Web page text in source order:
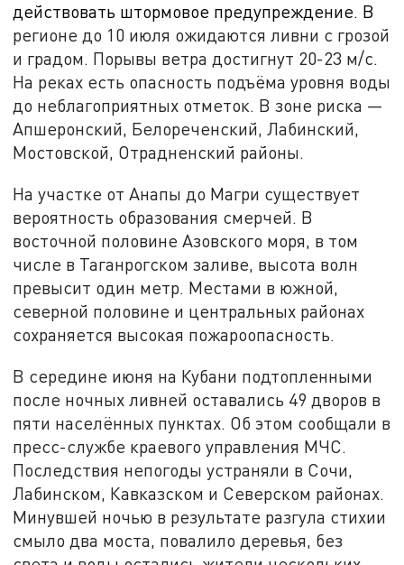
действовать штормовое предупреждение. В
регионе до 10 июля ожидаются ливни с грозой
и градом. Порывы ветра достигнут 20-23 м/с.
На реках есть опасность подъёма уровня воды
до неблагоприятных отметок. В зоне риска —
Апшеронский, Белореченский, Лабинский,
Мостовской, Отрадненский районы.
На участке от Анапы до Магри существует
вероятность образования смерчей. В
восточной половине Азовского моря, в том
числе в Таганрогском заливе, высота волн
превысит один метр. Местами в южной,
северной половине и центральных районах
сохраняется высокая пожароопасность.
В середине июня на Кубани подтопленными
после ночных ливней оставались 49 дворов в
пяти населённых пунктах. Об этом сообщали в
пресс-службе краевого управления МЧС.
Последствия непогоды устраняли в Сочи,
Лабинском, Кавказском и Северском районах.
Минувшей ночью в результате разгула стихии
смыло два моста, повалило деревья, без